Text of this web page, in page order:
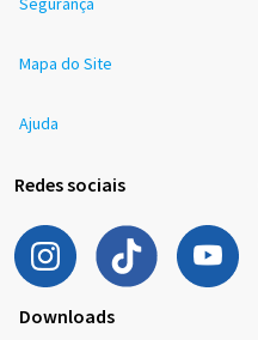
Mapa do Site
Ajuda
Redes sociais
Downloads